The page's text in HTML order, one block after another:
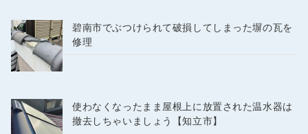
碧南市でぶつけられて破損してしまった塀の瓦を
修理
使わなくなったまま屋根上に放置された温水器は
撤去しちゃいましょう【知立市】